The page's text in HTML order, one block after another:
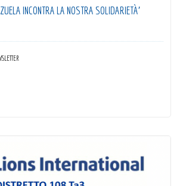
INCONTRA LA NOSTRA SOLIDARIETÀ’